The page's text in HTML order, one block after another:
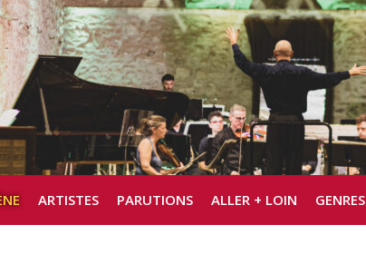
ARTISTES PARUTIONS ALLER + LOIN GENRES